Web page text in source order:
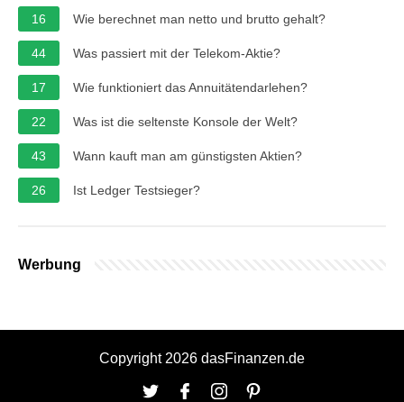
16
Wie berechnet man netto und brutto gehalt?
44 Was passiert mit der Telekom-Aktie?
17 Wie funktioniert das Annuitätendarlehen?
22 Was ist die seltenste Konsole der Welt?
43 Wann kauft man am günstigsten Aktien?
26 Ist Ledger Testsieger?
Werbung
Copyright 2026 dasFinanzen.de